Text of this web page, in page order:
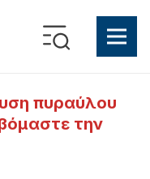
πυραύλου
την